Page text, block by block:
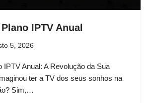
IPTV Anual
5, 2026
IPTV Anual: A Revolução da Sua
ter a TV dos seus sonhos na
Sim,…